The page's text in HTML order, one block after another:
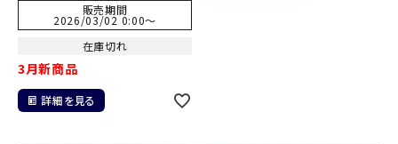
販売期間
2026/03/02 0:00〜
在庫切れ
3月新商品
詳細を見る